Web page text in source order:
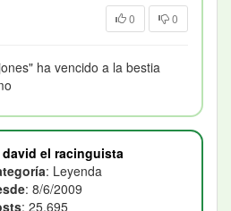
0 0
ha vencido a la bestia
david el racinguista
: Leyenda
: 8/6/2009
: 25.695